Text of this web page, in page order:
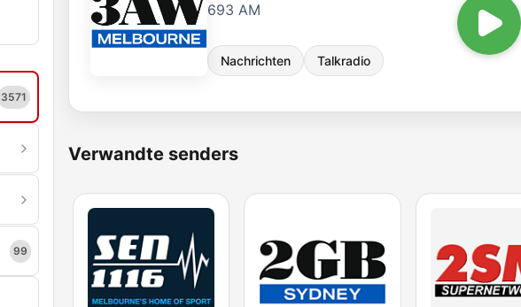
3571
99
693 AM
Nachrichten Talkradio
Verwandte senders